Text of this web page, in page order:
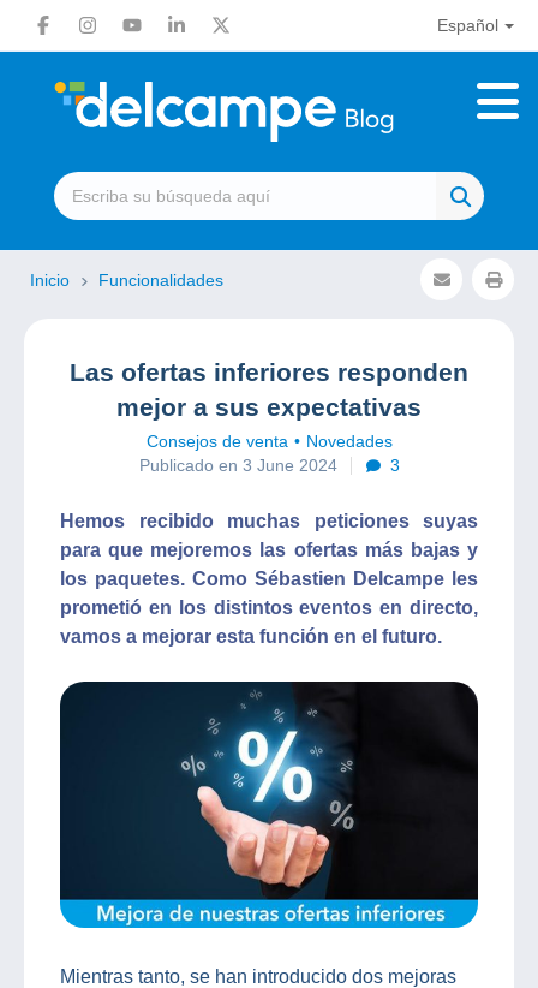
Español
Inicio Funcionalidades
Las ofertas inferiores responden
mejor a sus expectativas
Consejos de venta
Novedades
Publicado en 3 June 2024
3
Hemos recibido muchas peticiones suyas
para que mejoremos las ofertas más bajas y
los paquetes. Como Sébastien Delcampe les
prometió en los distintos eventos en directo,
vamos a mejorar esta función en el futuro.
Mientras tanto, se han introducido dos mejoras